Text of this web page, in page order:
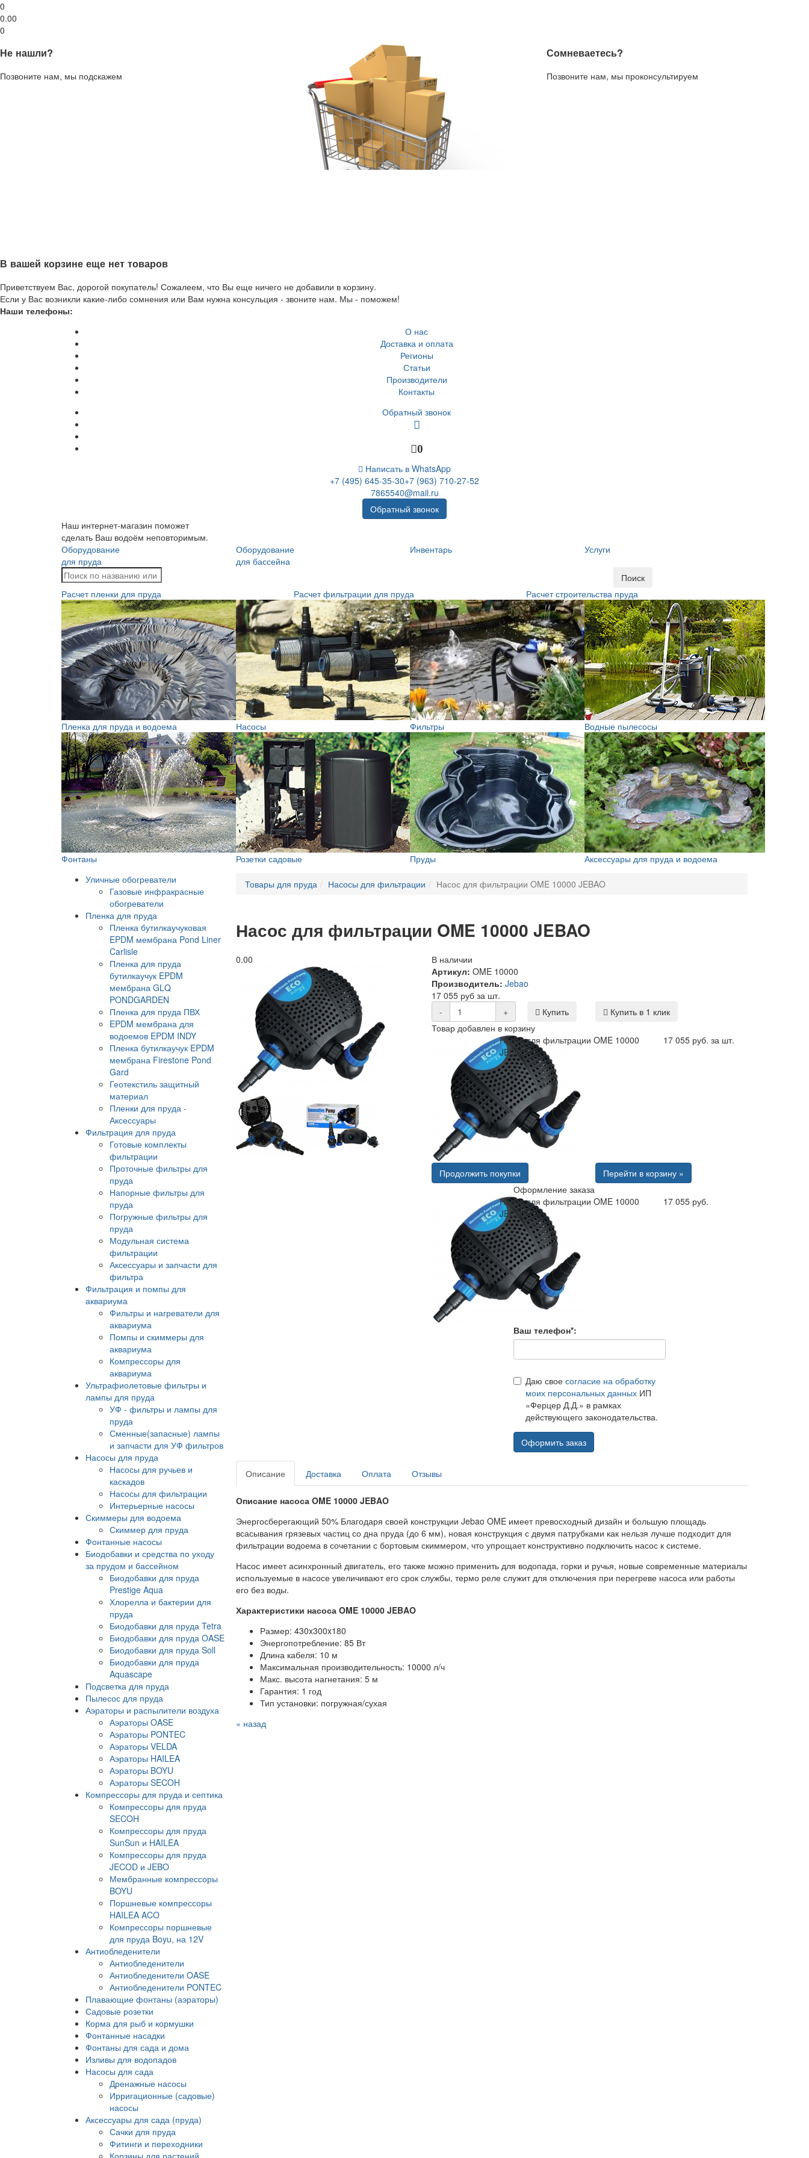
0
0.00
0
Не нашли?
Позвоните нам, мы подскажем
Сомневаетесь?
Позвоните нам, мы проконсультируем
В вашей корзине еще нет товаров
Приветствуем Вас, дорогой покупатель! Сожалеем, что Вы еще ничего не добавили в корзину.
Если у Вас возникли какие-либо сомнения или Вам нужна консульция - звоните нам. Мы - поможем!
Наши телефоны:
О нас
Доставка и оплата
Регионы
Статьи
Производители
Контакты
Обратный звонок
0
Написать в WhatsApp
+7 (495) 645-35-30+7 (963) 710-27-52
7865540@mail.ru
Обратный звонок
Наш интернет-магазин поможет
сделать Ваш водоём неповторимым.
Оборудование
для пруда
Оборудование
для бассейна
Инвентарь Услуги
Поиск
Расчет пленки для пруда
Расчет фильтрации для пруда Расчет строительства пруда
Пленка для пруда и водоема Насосы Фильтры Водные пылесосы
Фонтаны Розетки садовые Пруды
Аксессуары для пруда и водоема
Уличные обогреватели
Газовые инфракрасные
обогреватели
Пленка для пруда
Пленка бутилкаучуковая
EPDM мембрана Pond Liner
Carlisle
Пленка для пруда
бутилкаучук EPDM
мембрана GLQ
PONDGARDEN
Пленка для пруда ПВХ
EPDM мембрана для
водоемов EPDM INDY
Пленка бутилкаучук EPDM
мембрана Firestone Pond
Gard
Геотекстиль защитный
материал
Пленки для пруда -
Аксессуары
Фильтрация для пруда
Готовые комплекты
фильтрации
Проточные фильтры для
пруда
Напорные фильтры для
пруда
Погружные фильтры для
пруда
Модульная система
фильтрации
Аксессуары и запчасти для
фильтра
Фильтрация и помпы для
аквариума
Фильтры и нагреватели для
аквариума
Помпы и скиммеры для
аквариума
Компрессоры для
аквариума
Ультрафиолетовые фильтры и
лампы для пруда
УФ - фильтры и лампы для
пруда
Сменные(запасные) лампы
и запчасти для УФ фильтров
Насосы для пруда
Насосы для ручьев и
каскадов
Насосы для фильтрации
Интерьерные насосы
Скиммеры для водоема
Скиммер для пруда
Фонтанные насосы
Биодобавки и средства по уходу
за прудом и бассейном
Биодобавки для пруда
Prestige Aqua
Хлорелла и бактерии для
пруда
Биодобавки для пруда Tetra
Биодобавки для пруда OASE
Биодобавки для пруда Soll
Биодобавки для пруда
Aquascape
Подсветка для пруда
Пылесос для пруда
Аэраторы и распылители воздуха
Аэраторы OASE
Аэраторы PONTEC
Аэраторы VELDA
Аэраторы HAILEA
Аэраторы BOYU
Аэраторы SECOH
Компрессоры для пруда и септика
Компрессоры для пруда
SECOH
Компрессоры для пруда
SunSun и HAILEA
Компрессоры для пруда
JECOD и JEBO
Мембранные компрессоры
BOYU
Поршневые компрессоры
HAILEA ACO
Компрессоры поршневые
для пруда Boyu, на 12V
Антиобледенители
Антиобледенители
Антиобледенители OASE
Антиобледенители PONTEC
Плавающие фонтаны (аэраторы)
Садовые розетки
Корма для рыб и кормушки
Фонтанные насадки
Фонтаны для сада и дома
Изливы для водопадов
Насосы для сада
Дренажные насосы
Ирригационные (садовые)
насосы
Аксессуары для сада (пруда)
Сачки для пруда
Фитинги и переходники
Корзины для растений
Товары для пруда Насосы для фильтрации Насос для фильтрации OME 10000 JEBAO
Насос для фильтрации OME 10000 JEBAO
0.00
В наличии
Артикул: OME 10000
Производитель: Jebao
17 055 руб за шт.
-
+ Купить
Купить в 1 клик
Товар добавлен в корзину
Насос для фильтрации OME 10000
JEBAO
17 055 руб. за шт.
Продолжить покупки
Перейти в корзину »
Оформление заказа
Насос для фильтрации OME 10000
JEBAO
17 055 руб.
Ваш телефон*:
Даю свое согласие на обработку
моих персональных данныхИП
«Ферцер Д.Д.» в рамках
действующего законодательства.
Оформить заказ
Описание Доставка Оплата Отзывы
Описание насоса OME 10000 JEBAO
Энергосберегающий 50% Благодаря своей конструкции Jebao OME имеет превосходный дизайн и большую площадь
всасывания грязевых частиц со дна пруда (до 6 мм), новая конструкция с двумя патрубками как нельзя лучше подходит для
фильтрации водоема в сочетании с бортовым скиммером, что упрощает конструктивно подключить насос к системе.
Насос имеет асинхронный двигатель, его также можно применить для водопада, горки и ручья, новые современные материалы
используемые в насосе увеличивают его срок службы, термо реле служит для отключения при перегреве насоса или работы
его без воды.
Характеристики насоса OME 10000 JEBAO
Размер: 430x300x180
Энергопотребление: 85 Вт
Длина кабеля: 10 м
Максимальная производительность: 10000 л/ч
Макс. высота нагнетания: 5 м
Гарантия: 1 год
Тип установки: погружная/сухая
« назад